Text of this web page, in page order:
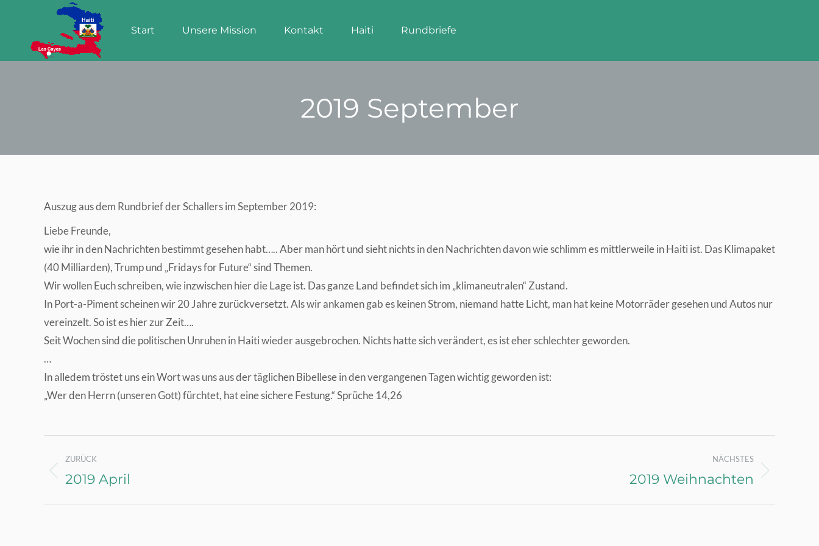
Start Unsere Mission Kontakt Haiti Rundbriefe
2019 September
Auszug aus dem Rundbrief der Schallers im September 2019:
Liebe Freunde,
wie ihr in den Nachrichten bestimmt gesehen habt….. Aber man hört und sieht nichts in den Nachrichten davon wie schlimm es mittlerweile in Haiti ist. Das Klimapaket
(40 Milliarden), Trump und „Fridays for Future“ sind Themen.
Wir wollen Euch schreiben, wie inzwischen hier die Lage ist. Das ganze Land befindet sich im „klimaneutralen“ Zustand.
In Port-a-Piment scheinen wir 20 Jahre zurückversetzt. Als wir ankamen gab es keinen Strom, niemand hatte Licht, man hat keine Motorräder gesehen und Autos nur
vereinzelt. So ist es hier zur Zeit….
Seit Wochen sind die politischen Unruhen in Haiti wieder ausgebrochen. Nichts hatte sich verändert, es ist eher schlechter geworden.
…
In alledem tröstet uns ein Wort was uns aus der täglichen Bibellese in den vergangenen Tagen wichtig geworden ist:
„Wer den Herrn (unseren Gott) fürchtet, hat eine sichere Festung.“ Sprüche 14,26
ZURÜCK
Vorheriger
2019 April
NÄCHSTES
2019 Weihnachten
Start Unsere Mission Kontakt Haiti Rundbriefe